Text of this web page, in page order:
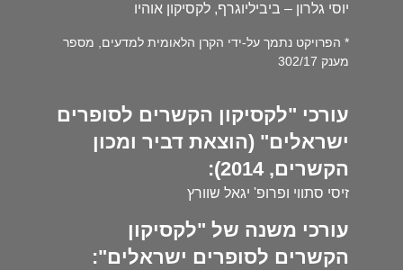
יוסי גלרון – ביביליוגרף, לקסיקון אוהיו
* הפרויקט נתמך על-ידי הקרן הלאומית למדעים, מספר
מענק 302/17
עורכי "לקסיקון הקשרים לסופרים
ישראלים" (הוצאת דביר ומכון
הקשרים, 2014):
זיסי סתווי ופרופ' יגאל שוורץ
עורכי משנה של "לקסיקון
הקשרים לסופרים ישראלים":